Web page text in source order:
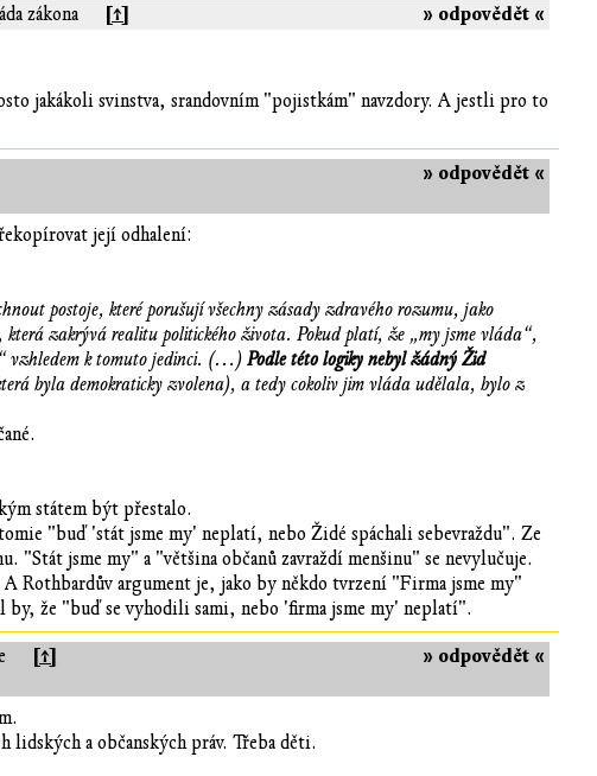
» odpovědět «
zákona [↑]
jakákoli svinstva, srandovním "pojistkám" navzdory. A jestli pro to
» odpovědět «
její odhalení:
postoje, které porušují všechny zásady zdravého rozumu, jako
zakrývá realitu politického života. Pokud platí, že „my jsme vláda“,
vzhledem k tomuto jedinci. (…) Podle této logiky nebyl žádný Žid
byla demokraticky zvolena), a tedy cokoliv jim vláda udělala, bylo z
státem být přestalo.
"buď 'stát jsme my' neplatí, nebo Židé spáchali sebevraždu". Ze
"Stát jsme my" a "většina občanů zavraždí menšinu" se nevylučuje.
Rothbardův argument je, jako by někdo tvrzení "Firma jsme my"
by, že "buď se vyhodili sami, nebo 'firma jsme my' neplatí".
» odpovědět «
[↑]
lidských a občanských práv. Třeba děti.